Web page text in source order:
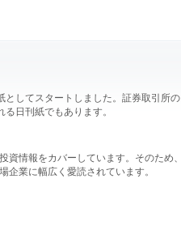
してスタートしました。証券取引所の
日刊紙でもあります。
資情報をカバーしています。そのため、
業に幅広く愛読されています。